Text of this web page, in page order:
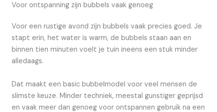
Voor ontspanning zijn bubbels vaak genoeg
Voor een rustige avond zijn bubbels vaak precies goed. Je
stapt erin, het water is warm, de bubbels staan aan en
binnen tien minuten voelt je tuin ineens een stuk minder
alledaags.
Dat maakt een basic bubbelmodel voor veel mensen de
slimste keuze. Minder techniek, meestal gunstiger geprijsd
en vaak meer dan genoeg voor ontspannen gebruik na een